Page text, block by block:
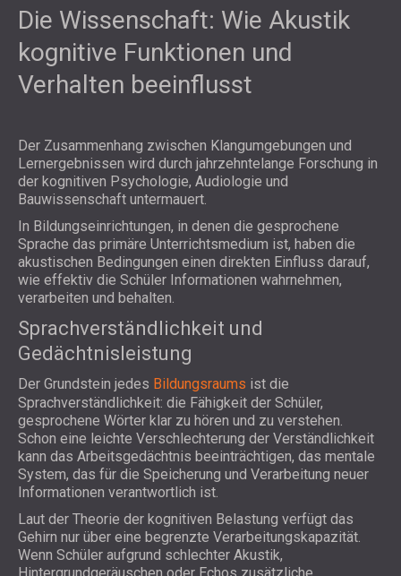
Die Wissenschaft: Wie Akustik
kognitive Funktionen und
Verhalten beeinflusst
Der Zusammenhang zwischen Klangumgebungen und
Lernergebnissen wird durch jahrzehntelange Forschung in
der kognitiven Psychologie, Audiologie und
Bauwissenschaft untermauert.
In Bildungseinrichtungen, in denen die gesprochene
Sprache das primäre Unterrichtsmedium ist, haben die
akustischen Bedingungen einen direkten Einfluss darauf,
wie effektiv die Schüler Informationen wahrnehmen,
verarbeiten und behalten.
Sprachverständlichkeit und
Gedächtnisleistung
Der Grundstein jedes Bildungsraums ist die
Sprachverständlichkeit: die Fähigkeit der Schüler,
gesprochene Wörter klar zu hören und zu verstehen.
Schon eine leichte Verschlechterung der Verständlichkeit
kann das Arbeitsgedächtnis beeinträchtigen, das mentale
System, das für die Speicherung und Verarbeitung neuer
Informationen verantwortlich ist.
Laut der Theorie der kognitiven Belastung verfügt das
Gehirn nur über eine begrenzte Verarbeitungskapazität.
Wenn Schüler aufgrund schlechter Akustik,